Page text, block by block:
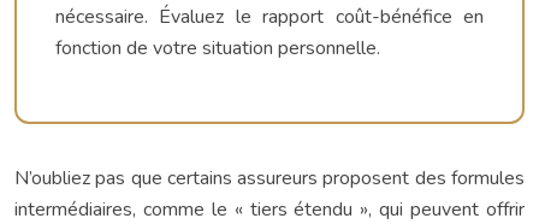
nécessaire. Évaluez le rapport coût-bénéfice en
fonction de votre situation personnelle.
N’oubliez pas que certains assureurs proposent des formules
intermédiaires, comme le « tiers étendu », qui peuvent offrir